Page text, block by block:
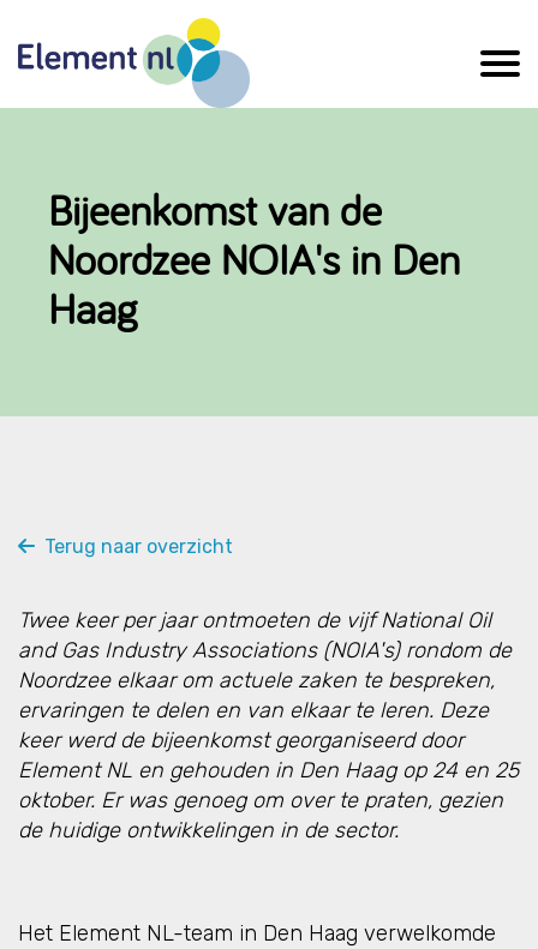
inhoud
Bijeenkomst van de
Noordzee NOIA's in Den
Haag
Terug naar overzicht
Twee keer per jaar ontmoeten de vijf National Oil
and Gas Industry Associations (NOIA's) rondom de
Noordzee elkaar om actuele zaken te bespreken,
ervaringen te delen en van elkaar te leren. Deze
keer werd de bijeenkomst georganiseerd door
Element NL en gehouden in Den Haag op 24 en 25
oktober. Er was genoeg om over te praten, gezien
de huidige ontwikkelingen in de sector.
Het Element NL-team in Den Haag verwelkomde